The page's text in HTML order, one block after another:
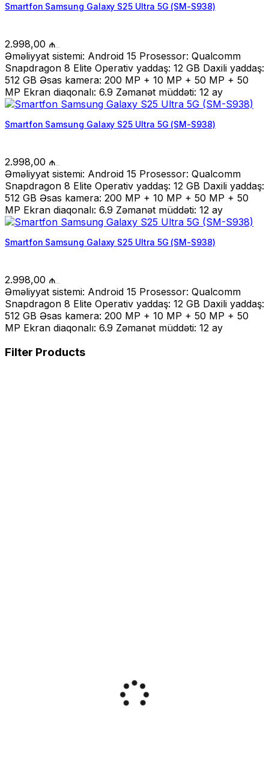
Smartfon Samsung Galaxy S25 Ultra 5G (SM-S938)
2.998,00 ₼
Əməliyyat sistemi: Android 15 Prosessor: Qualcomm
Snapdragon 8 Elite Operativ yaddaş: 12 GB Daxili yaddaş:
512 GB Əsas kamera: 200 MP + 10 MP + 50 MP + 50
MP Ekran diaqonalı: 6.9 Zəmanət müddəti: 12 ay
Smartfon Samsung Galaxy S25 Ultra 5G (SM-S938)
2.998,00 ₼
Əməliyyat sistemi: Android 15 Prosessor: Qualcomm
Snapdragon 8 Elite Operativ yaddaş: 12 GB Daxili yaddaş:
512 GB Əsas kamera: 200 MP + 10 MP + 50 MP + 50
MP Ekran diaqonalı: 6.9 Zəmanət müddəti: 12 ay
Smartfon Samsung Galaxy S25 Ultra 5G (SM-S938)
2.998,00 ₼
Əməliyyat sistemi: Android 15 Prosessor: Qualcomm
Snapdragon 8 Elite Operativ yaddaş: 12 GB Daxili yaddaş:
512 GB Əsas kamera: 200 MP + 10 MP + 50 MP + 50
MP Ekran diaqonalı: 6.9 Zəmanət müddəti: 12 ay
Filter Products